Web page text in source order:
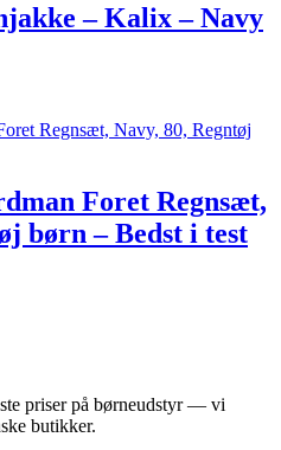
– Kalix – Navy
Foret Regnsæt,
børn – Bedst i test
priser på børneudstyr — vi
butikker.